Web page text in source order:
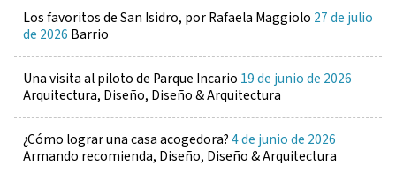
Los favoritos de San Isidro, por Rafaela Maggiolo 27 de julio
de 2026 Barrio
Una visita al piloto de Parque Incario 19 de junio de 2026
Arquitectura, Diseño, Diseño & Arquitectura
¿Cómo lograr una casa acogedora?4 de junio de 2026
Armando recomienda, Diseño, Diseño & Arquitectura